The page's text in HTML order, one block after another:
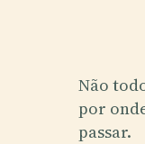
Não
por
passar.